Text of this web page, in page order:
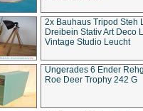
2x Bauhaus Tripod Steh
Dreibein Stativ Art Deco
Vintage Studio Leucht
Ungerades 6 Ender
Roe Deer Trophy 242 G